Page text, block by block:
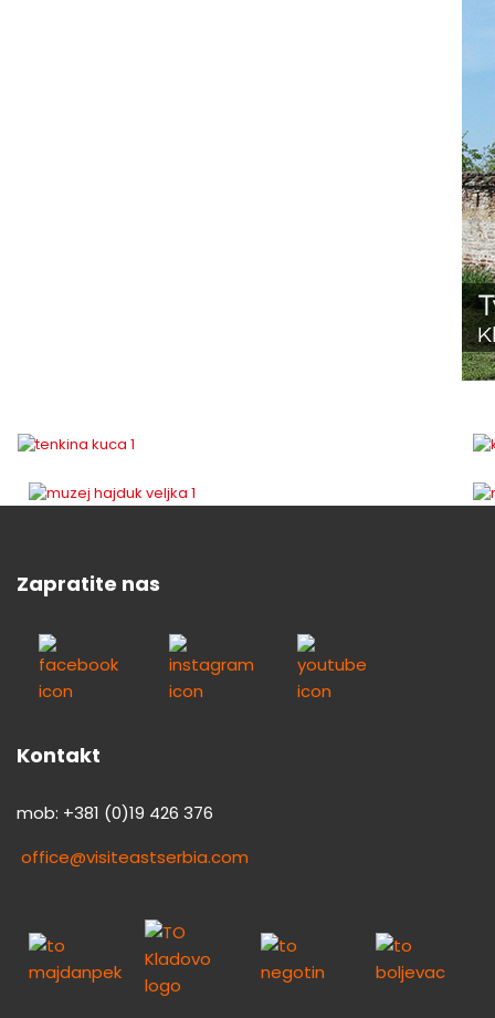
Zapratite nas
Kontakt
mob: +381 (0)19 426 376
office@visiteastserbia.com